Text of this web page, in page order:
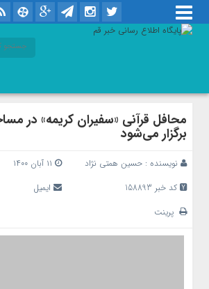
محافل قرآنی «سفیران کریمه» در
برگزار می‌شود
نویسنده : حسین همتی نژاد
کد خبر 158893
ایمیل
پرینت